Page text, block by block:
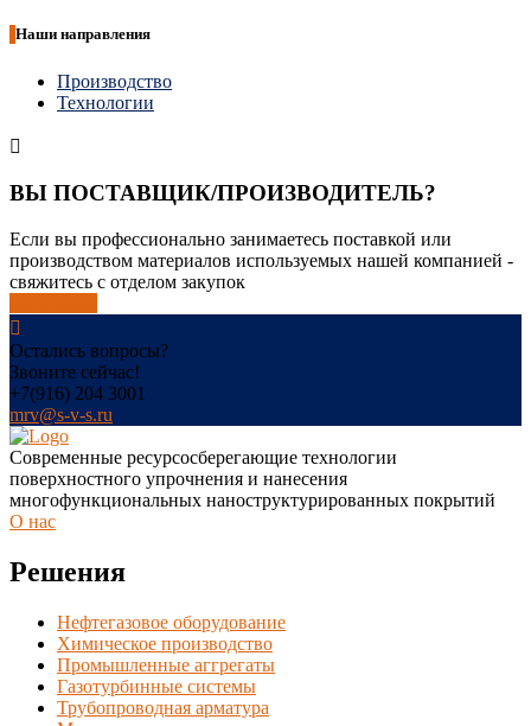
Наши направления
Производство
Технологии
ВЫ ПОСТАВЩИК/ПРОИЗВОДИТЕЛЬ?
Если вы профессионально занимаетесь поставкой или
производством материалов используемых нашей компанией -
свяжитесь с отделом закупок
Остались вопросы?
Звоните сейчас!
+7(916) 204 3001
mrv@s-v-s.ru
Современные ресурсосберегающие технологии
поверхностного упрочнения и нанесения
многофункциональных наноструктурированных покрытий
О нас
Решения
Нефтегазовое оборудование
Химическое производство
Промышленные аггрегаты
Газотурбинные системы
Трубопроводная арматура